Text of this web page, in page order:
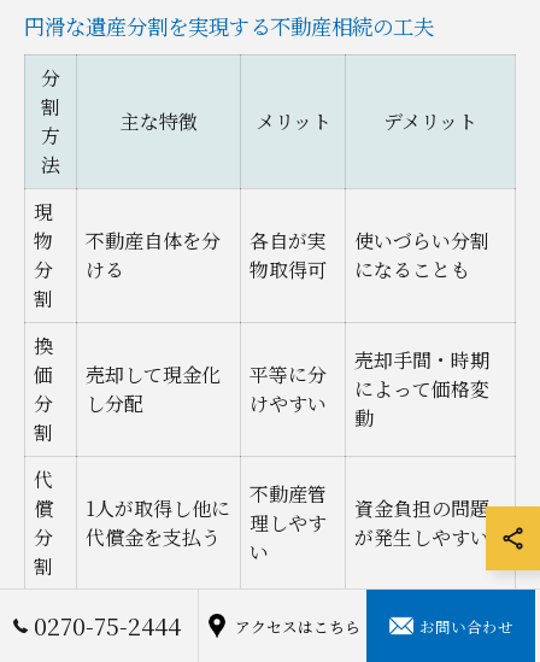
円滑な遺産分割を実現する不動産相続の工夫
分
割
方
法
主な特徴 メリット デメリット
現
物
分
割
不動産自体を分
ける
各自が実
物取得可
使いづらい分割
になることも
換
価
分
割
売却して現金化
し分配
平等に分
けやすい
売却手間・時期
によって価格変
動
代
償
分
割
1人が取得し他に
代償金を支払う
不動産管
理しやす
い
資金負担の問題
が発生しやすい
円滑な遺産分割には、相続人同士の情報共有と早期の意
0270-75-2444 アクセスはこちら お問い合わせ